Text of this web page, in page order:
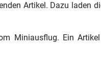
Artikel. Dazu laden
Miniausflug. Ein